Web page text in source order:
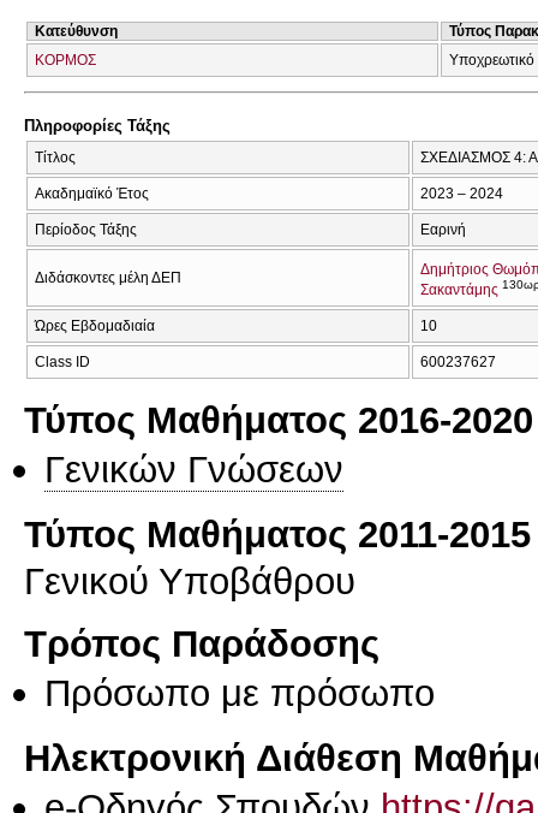
Κατεύθυνση
Τύπος
ΚΟΡΜΟΣ
Πληροφορίες Τάξης
Τίτλος ΣΧΕΔΙΑΣΜΟΣ 4:
Ακαδημαϊκό Έτος 2023 – 2024
Περίοδος Τάξης Εαρινή
Διδάσκοντες μέλη ΔΕΠ
Δημήτριος
Σακαντάμης
Ώρες Εβδομαδιαία 10
Class ID 600237627
Τύπος Μαθήματος 2016-2020
Γενικών Γνώσεων
Τύπος Μαθήματος 2011-2015
Γενικού Υποβάθρου
Τρόπος Παράδοσης
Πρόσωπο με πρόσωπο
Ηλεκτρονική Διάθεση